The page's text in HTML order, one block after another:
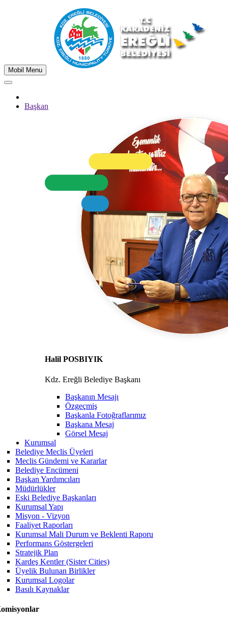
Mobil Menu
Başkan
Halil POSBIYIK
Kdz. Ereğli Belediye Başkanı
Başkanın Mesajı
Özgeçmiş
Başkanla Fotoğraflarımız
Başkana Mesaj
Görsel Mesaj
Kurumsal
Belediye Meclis Üyeleri
Meclis Gündemi ve Kararlar
Belediye Encümeni
Başkan Yardımcıları
Müdürlükler
Eski Belediye Başkanları
Kurumsal Yapı
Misyon - Vizyon
Faaliyet Raporları
Kurumsal Mali Durum ve Beklenti Raporu
Performans Göstergeleri
Stratejik Plan
Kardeş Kentler (Sister Cities)
Üyelik Bulunan Birlikler
Kurumsal Logolar
Basılı Kaynaklar